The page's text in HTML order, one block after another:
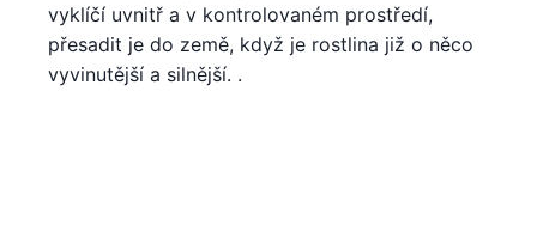
vyklíčí uvnitř a v kontrolovaném prostředí,
přesadit je do země, když je rostlina již o něco
vyvinutější a silnější. .